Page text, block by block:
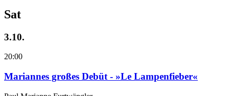
Sat
3.10.
20:00
Mariannes großes Debüt - »Le Lampenfieber«